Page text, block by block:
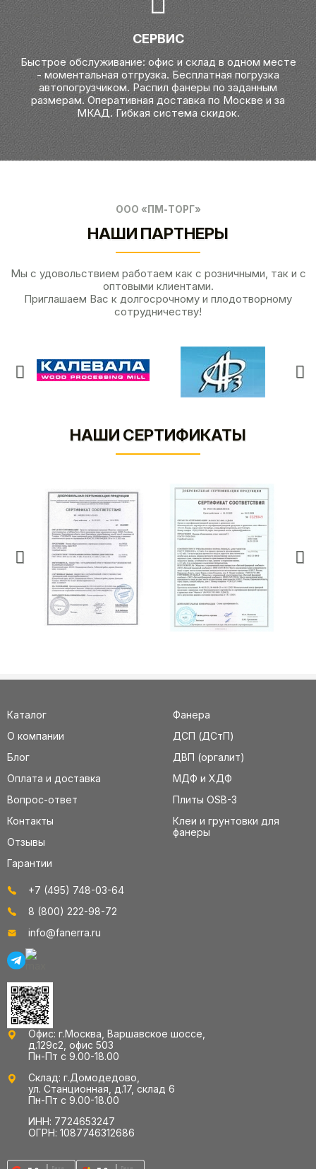
СЕРВИС
Быстрое обслуживание: офис и склад в одном месте
- моментальная отгрузка. Бесплатная погрузка
автопогрузчиком. Распил фанеры по заданным
размерам. Оперативная доставка по Москве и за
МКАД. Гибкая система скидок.
ООО «ПМ-ТОРГ»
НАШИ ПАРТНЕРЫ
Мы с удовольствием работаем как с розничными, так и с
оптовыми клиентами.
Приглашаем Вас к долгосрочному и плодотворному
сотрудничеству!
НАШИ СЕРТИФИКАТЫ
Каталог
О компании
Блог
Оплата и доставка
Вопрос-ответ
Контакты
Отзывы
Гарантии
Фанера
ДСП (ДСтП)
ДВП (оргалит)
МДФ и ХДФ
Плиты OSB-3
Клеи и грунтовки для
фанеры
+7 (495) 748-03-64
8 (800) 222-98-72
info@fanerra.ru
Офис: г.Москва, Варшавское шоссе,
д.129с2, офис 503
Пн-Пт с 9.00-18.00
Склад: г.Домодедово,
ул. Станционная, д.17, склад 6
Пн-Пт с 9.00-18.00
ИНН: 7724653247
ОГРН: 1087746312686